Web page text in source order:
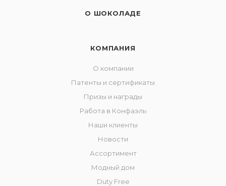
О ШОКОЛАДЕ
КОМПАНИЯ
О компании
Патенты и сертификаты
Призы и награды
Работа в Конфаэль
Наши клиенты
Новости
Ассортимент
Модный дом
Duty Free